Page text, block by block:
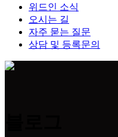
위드인 소식
오시는 길
자주 묻는 질문
상담 및 등록문의